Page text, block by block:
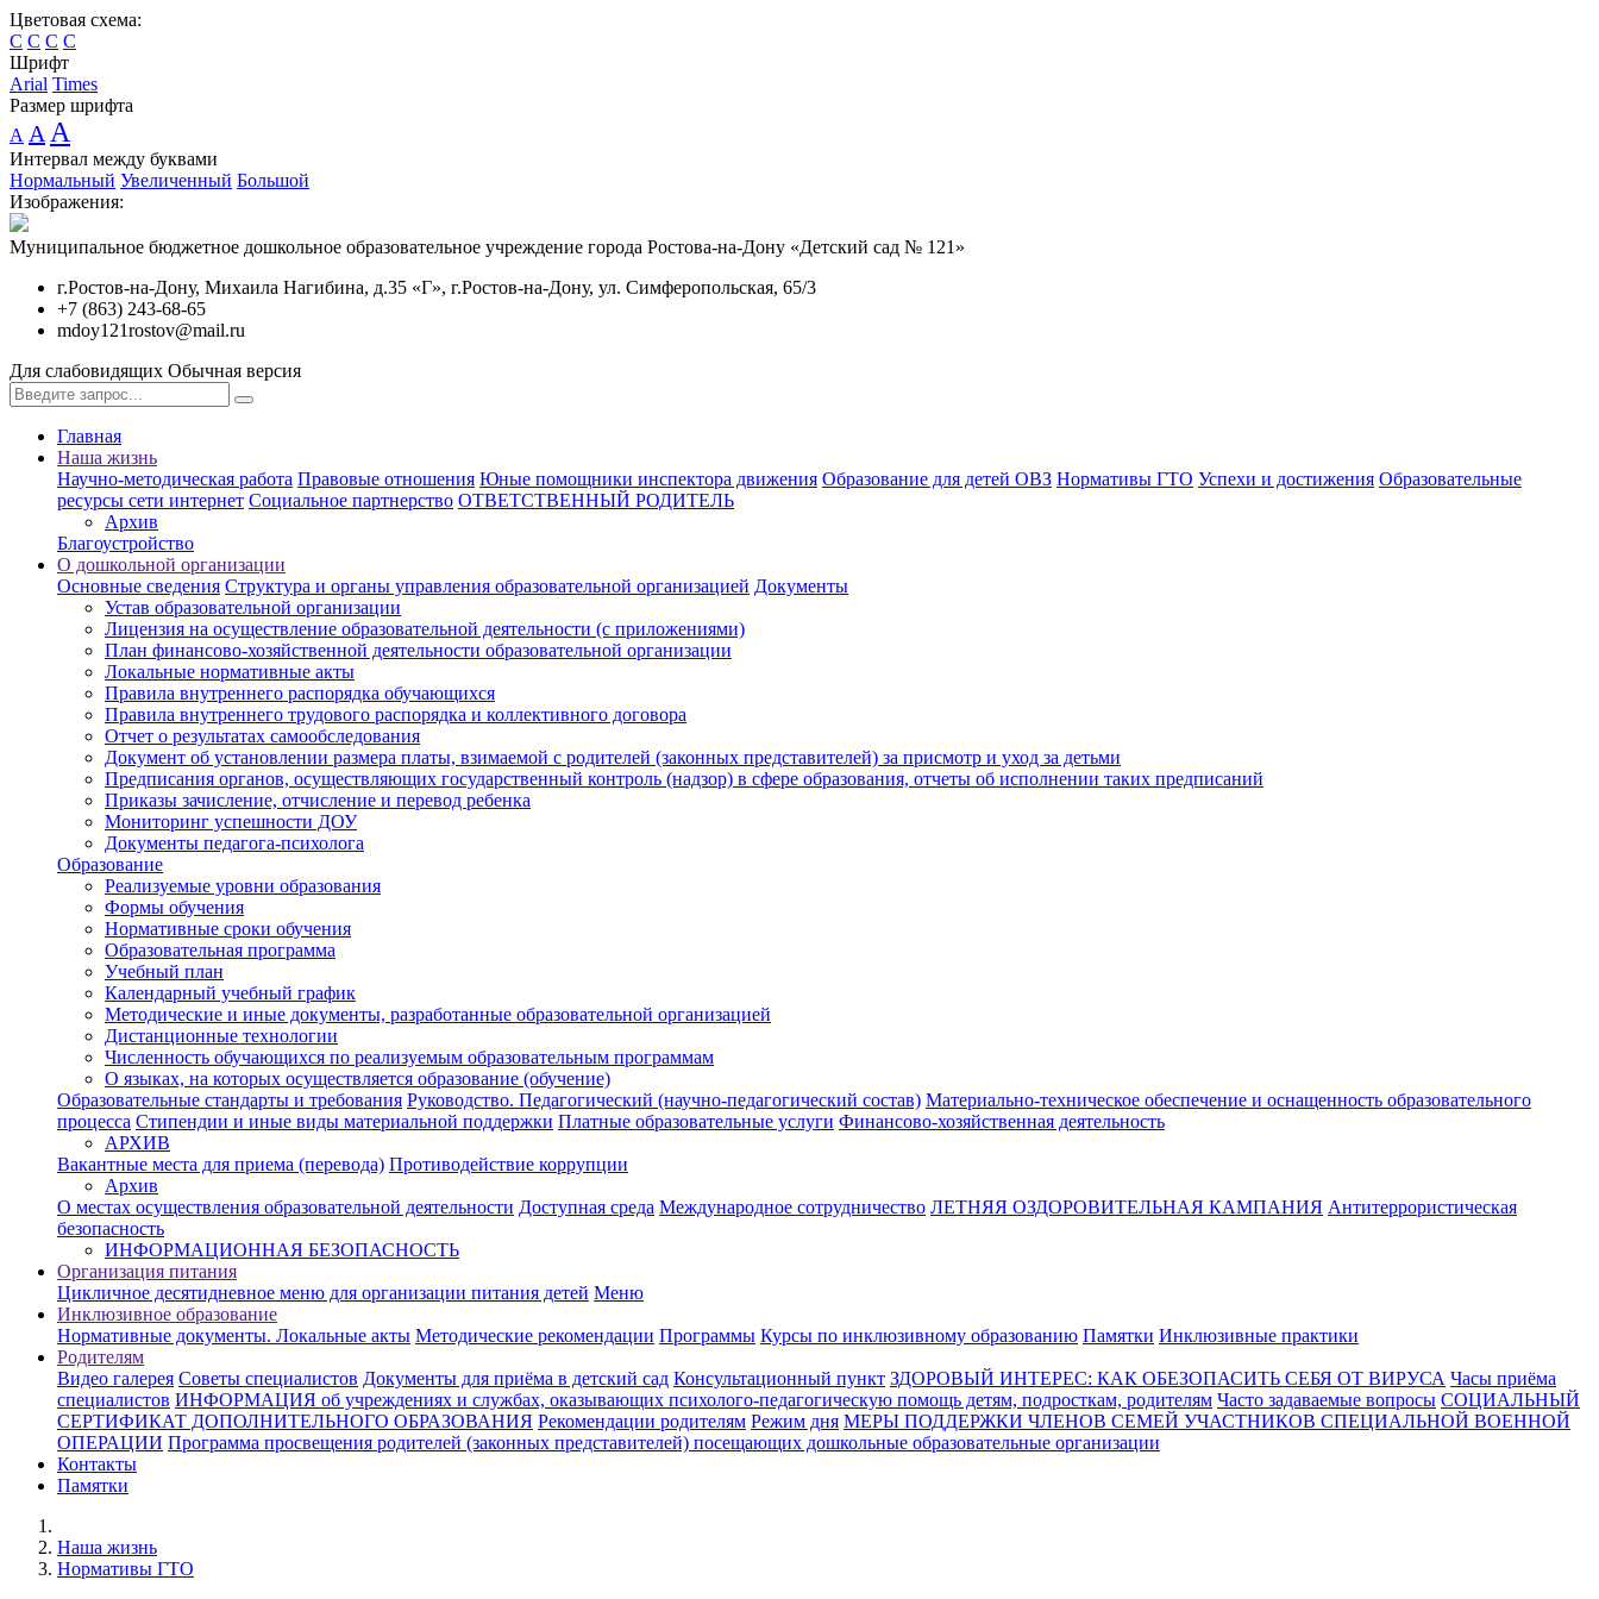
Цветовая схема:
C C C C
Шрифт
Arial Times
Размер шрифта
A A A
Интервал между буквами
Нормальный Увеличенный Большой
Изображения:
Муниципальное бюджетное дошкольное образовательное учреждение города Ростова-на-Дону «Детский сад № 121»
г.Ростов-на-Дону, Михаила Нагибина, д.35 «Г», г.Ростов-на-Дону, ул. Симферопольская, 65/3
+7 (863) 243-68-65
mdoy121rostov@mail.ru
Для слабовидящих Обычная версия
Главная
Наша жизнь
Научно-методическая работа Правовые отношения Юные помощники инспектора движения Образование для детей ОВЗ Нормативы ГТО Успехи и достижения Образовательные
ресурсы сети интернет Социальное партнерство ОТВЕТСТВЕННЫЙ РОДИТЕЛЬ
Архив
Благоустройство
О дошкольной организации
Основные сведения Структура и органы управления образовательной организацией Документы
Устав образовательной организации
Лицензия на осуществление образовательной деятельности (с приложениями)
План финансово-хозяйственной деятельности образовательной организации
Локальные нормативные акты
Правила внутреннего распорядка обучающихся
Правила внутреннего трудового распорядка и коллективного договора
Отчет о результатах самообследования
Документ об установлении размера платы, взимаемой с родителей (законных представителей) за присмотр и уход за детьми
Предписания органов, осуществляющих государственный контроль (надзор) в сфере образования, отчеты об исполнении таких предписаний
Приказы зачисление, отчисление и перевод ребенка
Мониторинг успешности ДОУ
Документы педагога-психолога
Образование
Реализуемые уровни образования
Формы обучения
Нормативные сроки обучения
Образовательная программа
Учебный план
Календарный учебный график
Методические и иные документы, разработанные образовательной организацией
Дистанционные технологии
Численность обучающихся по реализуемым образовательным программам
О языках, на которых осуществляется образование (обучение)
Образовательные стандарты и требования Руководство. Педагогический (научно-педагогический состав) Материально-техническое обеспечение и оснащенность образовательного
процесса Стипендии и иные виды материальной поддержки Платные образовательные услуги Финансово-хозяйственная деятельность
АРХИВ
Вакантные места для приема (перевода) Противодействие коррупции
Архив
О местах осуществления образовательной деятельности Доступная среда Международное сотрудничество ЛЕТНЯЯ ОЗДОРОВИТЕЛЬНАЯ КАМПАНИЯ Антитеррористическая
безопасность
ИНФОРМАЦИОННАЯ БЕЗОПАСНОСТЬ
Организация питания
Цикличное десятидневное меню для организации питания детей Меню
Инклюзивное образование
Нормативные документы. Локальные акты Методические рекомендации Программы Курсы по инклюзивному образованию Памятки Инклюзивные практики
Родителям
Видео галерея Советы специалистов Документы для приёма в детский сад Консультационный пункт ЗДОРОВЫЙ ИНТЕРЕС: КАК ОБЕЗОПАСИТЬ СЕБЯ ОТ ВИРУСА Часы приёма
специалистов ИНФОРМАЦИЯ об учреждениях и службах, оказывающих психолого-педагогическую помощь детям, подросткам, родителям Часто задаваемые вопросы СОЦИАЛЬНЫЙ
СЕРТИФИКАТ ДОПОЛНИТЕЛЬНОГО ОБРАЗОВАНИЯ Рекомендации родителям Режим дня МЕРЫ ПОДДЕРЖКИ ЧЛЕНОВ СЕМЕЙ УЧАСТНИКОВ СПЕЦИАЛЬНОЙ ВОЕННОЙ
ОПЕРАЦИИ Программа просвещения родителей (законных представителей) посещающих дошкольные образовательные организации
Контакты
Памятки
Наша жизнь
Нормативы ГТО